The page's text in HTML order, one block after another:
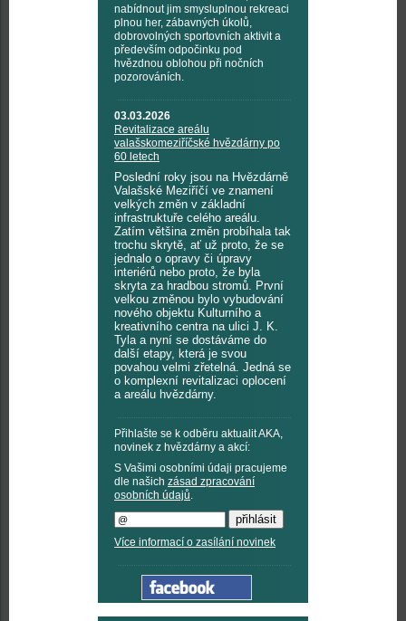
nabídnout jim smysluplnou rekreaci
plnou her, zábavných úkolů,
dobrovolných sportovních aktivit a
především odpočinku pod
hvězdnou oblohou při nočních
pozorováních.
03.03.2026
Revitalizace areálu
valašskomeziříčské hvězdárny po
60 letech
Poslední roky jsou na Hvězdárně
Valašské Meziříčí ve znamení
velkých změn v základní
infrastruktuře celého areálu.
Zatím většina změn probíhala tak
trochu skrytě, ať už proto, že se
jednalo o opravy či úpravy
interiérů nebo proto, že byla
skryta za hradbou stromů. První
velkou změnou bylo vybudování
nového objektu Kulturního a
kreativního centra na ulici J. K.
Tyla a nyní se dostáváme do
další etapy, která je svou
povahou velmi zřetelná. Jedná se
o komplexní revitalizaci oplocení
a areálu hvězdárny.
Přihlašte se k odběru aktualit AKA,
novinek z hvězdárny a akcí:
S Vašimi osobními údaji pracujeme
dle našich zásad zpracování
osobních údajů.
Více informací o zasílání novinek